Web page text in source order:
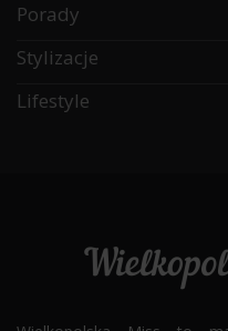
Porady
Stylizacje
Lifestyle